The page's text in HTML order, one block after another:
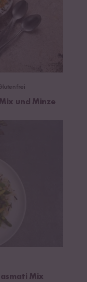
und Minze
Mix